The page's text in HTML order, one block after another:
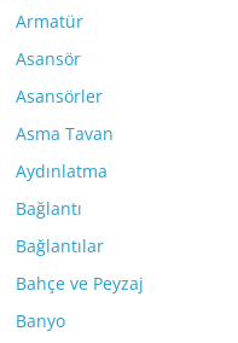
Armatür
Asansör
Asansörler
Asma Tavan
Aydınlatma
Bağlantı
Bağlantılar
Bahçe ve Peyzaj
Banyo